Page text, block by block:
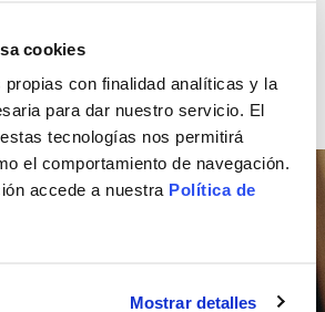
cookies
con finalidad analíticas y la
para dar nuestro servicio. El
tecnologías nos permitirá
el comportamiento de navegación.
accede a nuestra Política de
Mostrar detalles
SABER MÁS